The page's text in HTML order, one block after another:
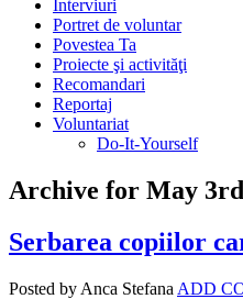
Interviuri
Portret de voluntar
Povestea Ta
Proiecte şi activităţi
Recomandari
Reportaj
Voluntariat
Do-It-Yourself
Archive for May
Serbarea copiilor
Posted by Anca Stefana ADD